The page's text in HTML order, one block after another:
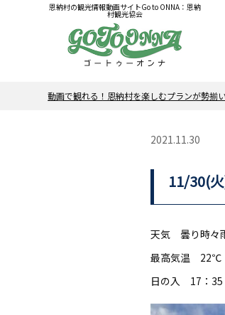
恩納村の観光情報動画サイトGo to ONNA：恩納
村観光協会
動画で観れる！恩納村を楽しむプランが勢揃い
2021.11.30
11/30(
天気 曇り時々
最高気温 22℃
日の入 17：35